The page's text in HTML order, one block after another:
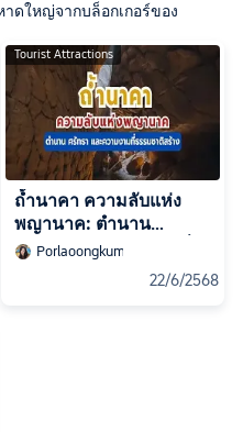
ดใหญ่จากบล็อกเกอร์ของ
Tourist Attractions
ถ้ำนาคา ความลับแห่ง
พญานาค: ตำนาน
ศรัทธา และความงามที่
Porlaoongkum
22/6/2568